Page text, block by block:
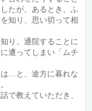
たが、あるとき、ふ
知り、思い切って相
り、通院することに
遭ってしまい「ムチ
…と、途方に暮れな
で教えていただき、